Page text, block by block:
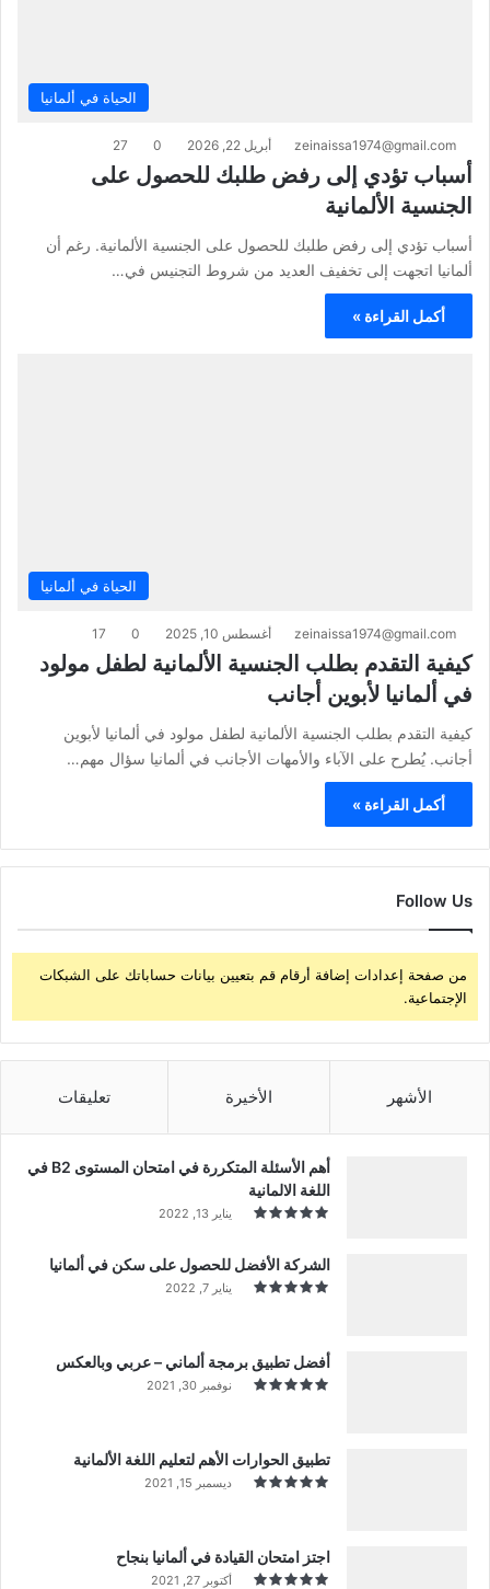
الحياة في ألمانيا
zeinaissa1974@gmail.com أبريل 22, 2026 0
27
أسباب تؤدي إلى رفض طلبك للحصول على
الجنسية الألمانية
أسباب تؤدي إلى رفض طلبك للحصول على الجنسية الألمانية. رغم أن
ألمانيا اتجهت إلى تخفيف العديد من شروط التجنيس في…
أكمل القراءة »
الحياة في ألمانيا
zeinaissa1974@gmail.com أغسطس 10, 2025 0
17
كيفية التقدم بطلب الجنسية الألمانية لطفل مولود
في ألمانيا لأبوين أجانب
كيفية التقدم بطلب الجنسية الألمانية لطفل مولود في ألمانيا لأبوين
أجانب. يُطرح على الآباء والأمهات الأجانب في ألمانيا سؤال مهم…
أكمل القراءة »
Follow Us
من صفحة إعدادات إضافة أرقام قم بتعيين بيانات حساباتك على الشبكات
الإجتماعية.
الأشهر الأخيرة تعليقات
أهم الأسئلة المتكررة في امتحان المستوى B2 في
اللغة الالمانية
يناير 13, 2022
الشركة الأفضل للحصول على سكن في ألمانيا
يناير 7, 2022
أفضل تطبيق برمجة ألماني – عربي وبالعكس
نوفمبر 30, 2021
تطبيق الحوارات الأهم لتعليم اللغة الألمانية
ديسمبر 15, 2021
اجتز امتحان القيادة في ألمانيا بنجاح
أكتوبر 27, 2021